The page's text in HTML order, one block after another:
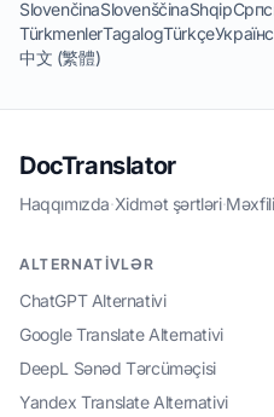
SlovenčinaSlovenščinaShqip
TürkmenlerTagalogTürkçe
中文 (繁體)
DocTranslator
Haqqımızda·Xidmət şərtləri·
ALTERNATIVLƏR
ChatGPT Alternativi
Google Translate Alternativi
DeepL Sənəd Tərcüməçisi
Yandex Translate Alternativi